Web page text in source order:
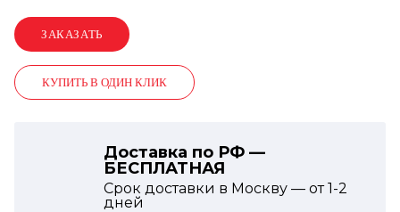
КУПИТЬ В ОДИН КЛИК
Доставка по РФ —
БЕСПЛАТНАЯ
Срок доставки в Москву — от1-2
дней